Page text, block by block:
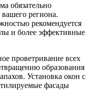
обязательно
региона.
рекомендуется
и более эффективные
проветривание всех
образования
Установка окон с
фасады